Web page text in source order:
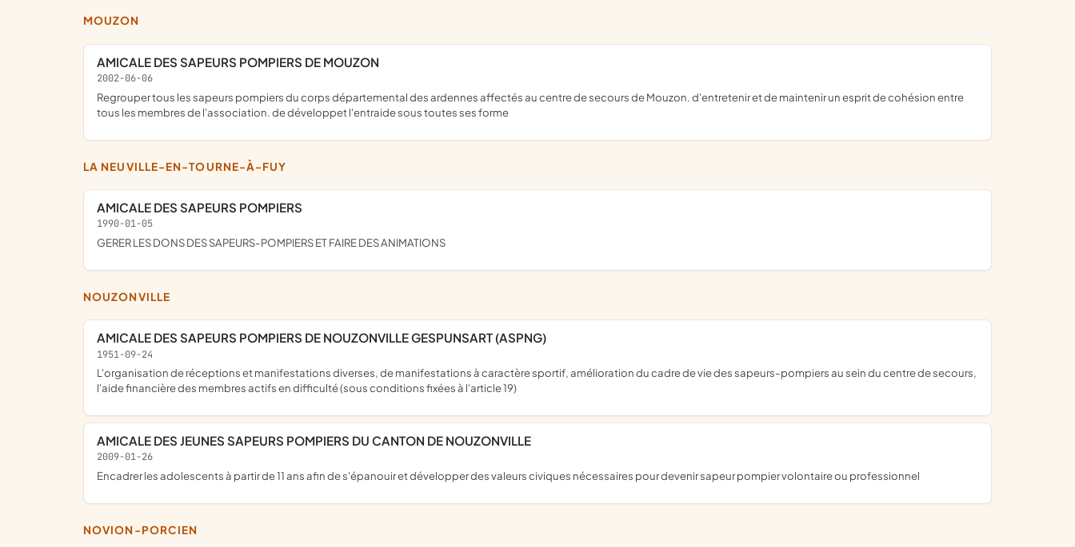
MOUZON
AMICALE DES SAPEURS POMPIERS DE MOUZON
2002-06-06
Regrouper tous les sapeurs pompiers du corps départemental des ardennes affectés au centre de secours de Mouzon. d'entretenir et de maintenir un esprit de cohésion entre
tous les membres de l'association. de développet l'entraide sous toutes ses forme
LA NEUVILLE-EN-TOURNE-À-FUY
AMICALE DES SAPEURS POMPIERS
1990-01-05
GERER LES DONS DES SAPEURS-POMPIERS ET FAIRE DES ANIMATIONS
NOUZONVILLE
AMICALE DES SAPEURS POMPIERS DE NOUZONVILLE GESPUNSART (ASPNG)
1951-09-24
l'organisation de réceptions et manifestations diverses, de manifestations à caractère sportif, amélioration du cadre de vie des sapeurs-pompiers au sein du centre de secours,
l'aide financière des membres actifs en difficulté (sous conditions fixées à l'article 19)
AMICALE DES JEUNES SAPEURS POMPIERS DU CANTON DE NOUZONVILLE
2009-01-26
encadrer les adolescents à partir de 11 ans afin de s'épanouir et développer des valeurs civiques nécessaires pour devenir sapeur pompier volontaire ou professionnel
NOVION-PORCIEN